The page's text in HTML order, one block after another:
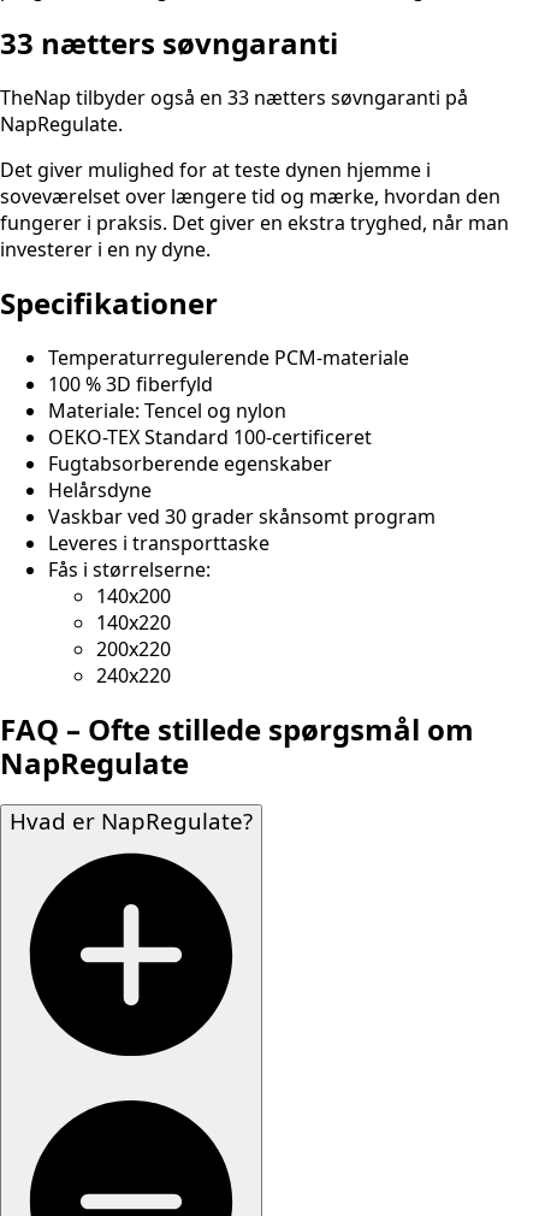
33 nætters søvngaranti
TheNap tilbyder også en 33 nætters søvngaranti på
NapRegulate.
Det giver mulighed for at teste dynen hjemme i
soveværelset over længere tid og mærke, hvordan den
fungerer i praksis. Det giver en ekstra tryghed, når man
investerer i en ny dyne.
Specifikationer
Temperaturregulerende PCM-materiale
100 % 3D fiberfyld
Materiale: Tencel og nylon
OEKO-TEX Standard 100-certificeret
Fugtabsorberende egenskaber
Helårsdyne
Vaskbar ved 30 grader skånsomt program
Leveres i transporttaske
Fås i størrelserne:
140x200
140x220
200x220
240x220
FAQ – Ofte stillede spørgsmål om
NapRegulate
Hvad er NapRegulate?